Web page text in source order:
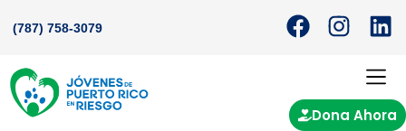
(787) 758-3079
Dona Ahora